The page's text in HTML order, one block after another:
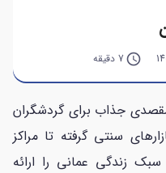
query_builder 7 دقیقه
جذاب برای گردشگران
سنتی گرفته تا مراکز
زندگی عمانی را ارائه